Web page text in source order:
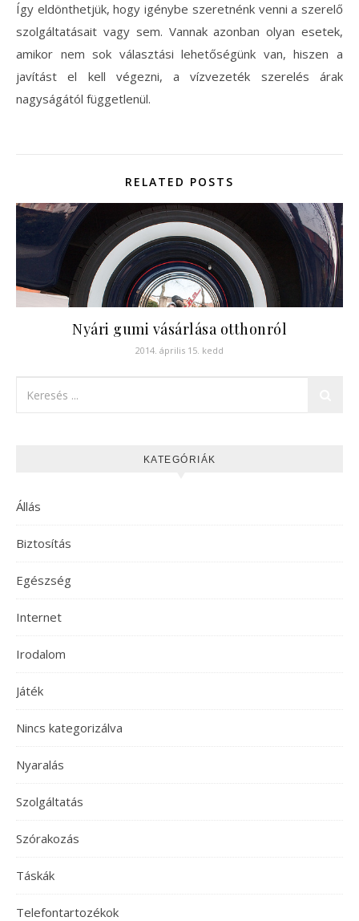
Így eldönthetjük, hogy igénybe szeretnénk venni a szerelő
szolgáltatásait vagy sem. Vannak azonban olyan esetek,
amikor nem sok választási lehetőségünk van, hiszen a
javítást el kell végezni, a vízvezeték szerelés árak
nagyságától függetlenül.
RELATED POSTS
Nyári gumi vásárlása otthonról
2014. április 15. kedd
KATEGÓRIÁK
Állás
Biztosítás
Egészség
Internet
Irodalom
Játék
Nincs kategorizálva
Nyaralás
Szolgáltatás
Szórakozás
Táskák
Telefontartozékok